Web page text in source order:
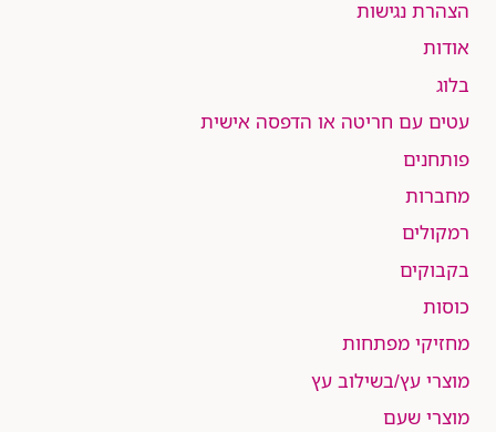
הצהרת נגישות
אודות
בלוג
עטים עם חריטה או הדפסה אישית
פותחנים
מחברות
רמקולים
בקבוקים
כוסות
מחזיקי מפתחות
מוצרי עץ/בשילוב עץ
מוצרי שעם